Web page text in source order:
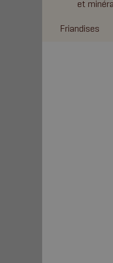
et
Friandises